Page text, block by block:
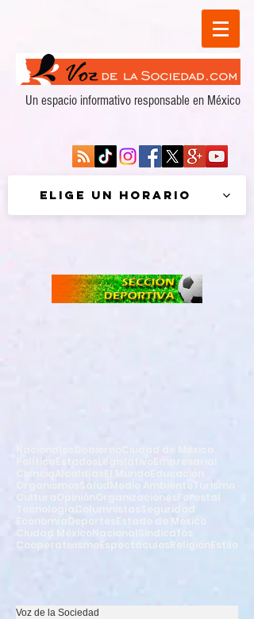
Un espacio informativo responsable en México
Elige un horario
Ciudad de México
Política
Salud Medio Ambiente Turismo
OrganizacionesForestal
Tecnología
Seguridad
Economía
Deportes
Estado de México
Ciudad México
Nacional
Sindicatos
Cooperativismo EspectáculosReligiónEstilo
Voz de la Sociedad